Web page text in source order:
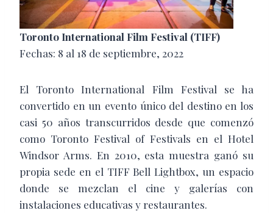
Toronto International Film Festival (TIFF)
Fechas: 8 al 18 de septiembre, 2022
El Toronto International Film Festival se ha
convertido en un evento único del destino en los
casi 50 años transcurridos desde que comenzó
como Toronto Festival of Festivals en el Hotel
Windsor Arms. En 2010, esta muestra ganó su
propia sede en el TIFF Bell Lightbox, un espacio
donde se mezclan el cine y galerías con
instalaciones educativas y restaurantes.